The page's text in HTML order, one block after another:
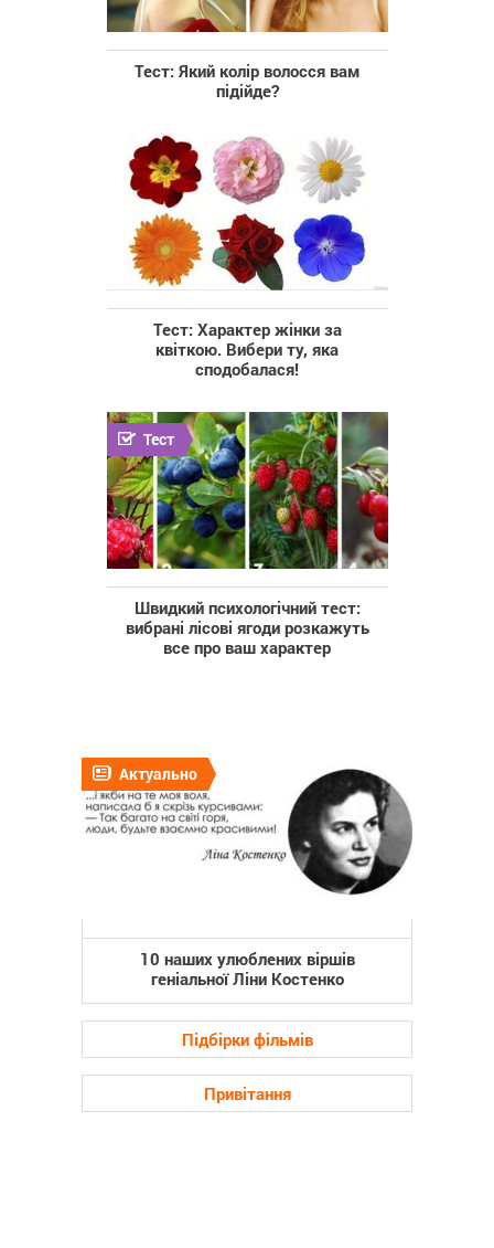
Тест: Який колір волосся вам
підійде?
Тест: Характер жінки за
квіткою. Вибери ту, яка
сподобалася!
Тест
Швидкий психологічний тест:
вибрані лісові ягоди розкажуть
все про ваш характер
Актуально
10 наших улюблених віршів
геніальної Ліни Костенко
Підбірки фільмів
Привітання